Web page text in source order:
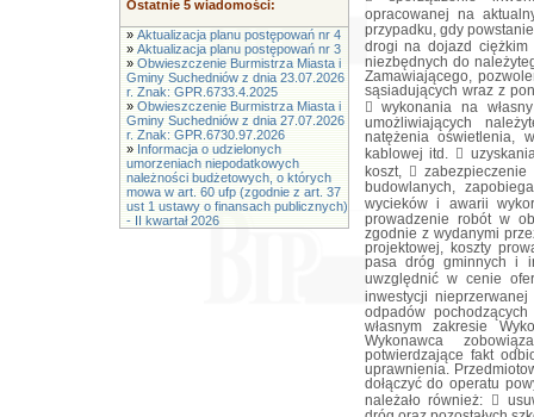
Ostatnie 5 wiadomości:
» Aktualizacja planu postępowań nr 4
» Aktualizacja planu postępowań nr 3
» Obwieszczenie Burmistrza Miasta i
Gminy Suchedniów z dnia 23.07.2026
r. Znak: GPR.6733.4.2025
» Obwieszczenie Burmistrza Miasta i
Gminy Suchedniów z dnia 27.07.2026
r. Znak: GPR.6730.97.2026
» Informacja o udzielonych
umorzeniach niepodatkowych
należności budżetowych, o których
mowa w art. 60 ufp (zgodnie z art. 37
ust 1 ustawy o finansach publicznych)
- II kwartał 2026